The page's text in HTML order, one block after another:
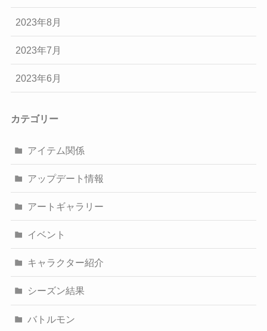
2023年8月
2023年7月
2023年6月
カテゴリー
アイテム関係
アップデート情報
アートギャラリー
イベント
キャラクター紹介
シーズン結果
バトルモン